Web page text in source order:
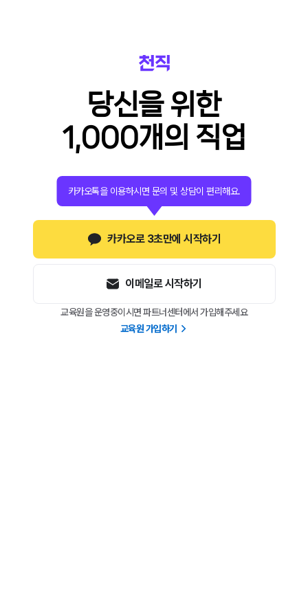
당신을 위한
1,000개의 직업
카카오로 3초만에 시작하기
카카오톡을 이용하시면 문의 및 상담이 편리해요.
이메일로 시작하기
교육원을 운영중이시면 파트너센터에서 가입해주세요
교육원 가입하기